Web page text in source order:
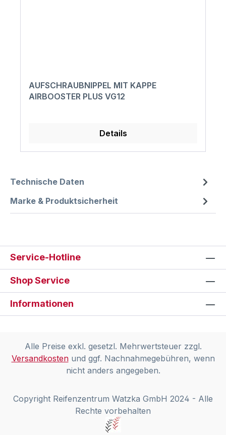
AUFSCHRAUBNIPPEL MIT KAPPE
AIRBOOSTER PLUS VG12
Details
Technische Daten
Marke & Produktsicherheit
Service-Hotline
Shop Service
Informationen
Alle Preise exkl. gesetzl. Mehrwertsteuer zzgl.
Versandkostenund ggf. Nachnahmegebühren, wenn
nicht anders angegeben.
Copyright Reifenzentrum Watzka GmbH 2024 - Alle
Rechte vorbehalten